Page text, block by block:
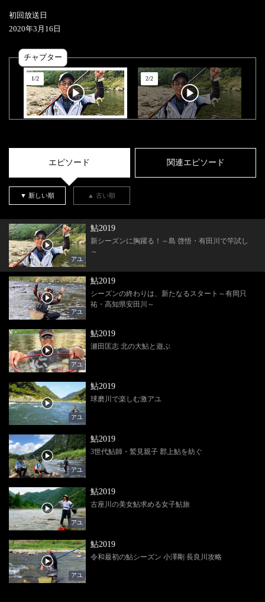
初回放送日
2020年3 月 16 日
チャプター
1/2 2/2
エピソード 関連エピソード
▼ 新しい順 ▲ 古い順
アユ
鮎2019
新シーズンに胸躍る！～島 啓悟・有田川で竿試し
～
アユ
鮎2019
シーズンの終わりは、新たなるスタート～有岡只
祐・高知県安田川～
アユ
鮎2019
瀬田匡志 北の大鮎と遊ぶ
アユ
鮎2019
球磨川で楽しむ激アユ
アユ
鮎2019
3世代鮎師・鷲見親子 郡上鮎を紡ぐ
アユ
鮎2019
古座川の美女鮎求める女子鮎旅
アユ
鮎2019
令和最初の鮎シーズン 小澤剛 長良川攻略